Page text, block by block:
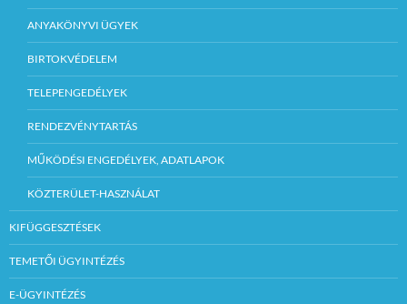
ANYAKÖNYVI ÜGYEK
BIRTOKVÉDELEM
TELEPENGEDÉLYEK
RENDEZVÉNYTARTÁS
MŰKÖDÉSI ENGEDÉLYEK, ADATLAPOK
KÖZTERÜLET-HASZNÁLAT
KIFÜGGESZTÉSEK
TEMETŐI ÜGYINTÉZÉS
E-ÜGYINTÉZÉS